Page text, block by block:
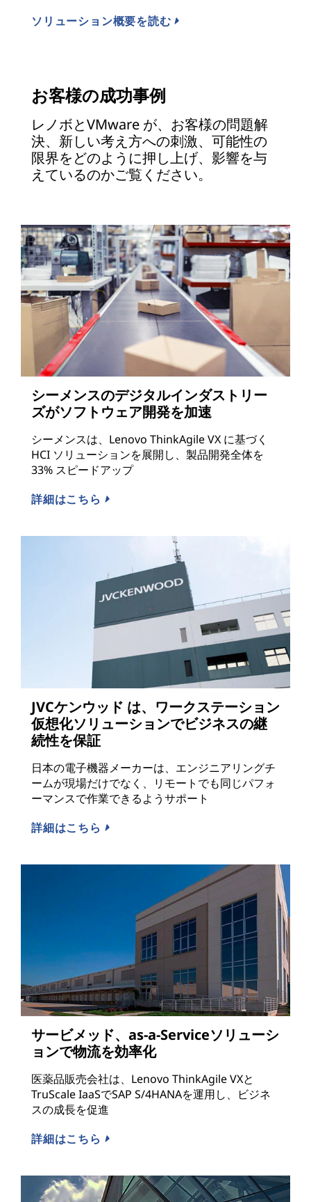
ソリューション概要を読む
お客様の成功事例
レノボとVMware が、お客様の問題解
決、新しい考え方への刺激、可能性の
限界をどのように押し上げ、影響を与
えているのかご覧ください。
シーメンスのデジタルインダストリー
ズがソフトウェア開発を加速
シーメンスは、Lenovo ThinkAgile VX に基づく
HCI ソリューションを展開し、製品開発全体を
33% スピードアップ
詳細はこちら
JVCケンウッド は、ワークステーション
仮想化ソリューションでビジネスの継
続性を保証
日本の電子機器メーカーは、エンジニアリングチ
ームが現場だけでなく、リモートでも同じパフォ
ーマンスで作業できるようサポート
詳細はこちら
サービメッド、as-a-Serviceソリューシ
ョンで物流を効率化
医薬品販売会社は、Lenovo ThinkAgile VXと
TruScale IaaSでSAP S/4HANAを運用し、ビジネ
スの成長を促進
詳細はこちら